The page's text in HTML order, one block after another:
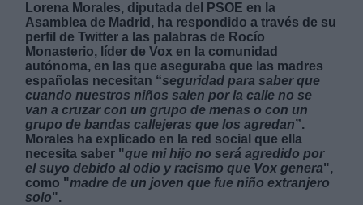
Lorena Morales, diputada del PSOE en la
Asamblea de Madrid, ha respondido a través de su
perfil de Twitter a las palabras de Rocío
Monasterio, líder de Vox en la comunidad
autónoma, en las que aseguraba que las madres
españolas necesitan “seguridad para saber que
cuando nuestros niños salen por la calle no se
van a cruzar con un grupo de menas o con un
grupo de bandas callejeras que los agredan”.
Morales ha explicado en la red social que ella
necesita saber "que mi hijo no será agredido por
el suyo debido al odio y racismo que Vox genera",
como "madre de un joven que fue niño extranjero
solo".
Derechos:
link
Información adicional
link